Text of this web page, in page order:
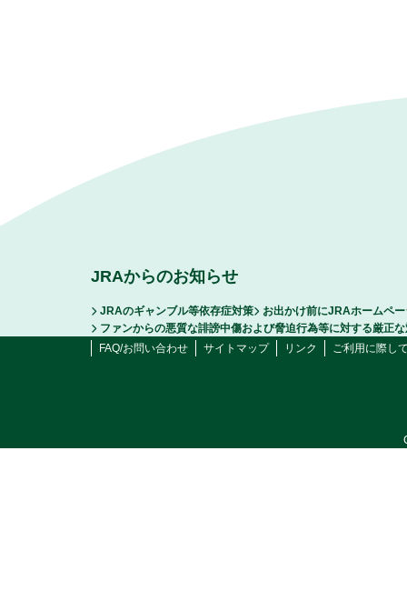
JRAからのお知らせ
JRAのギャンブル等依存症対策
お出かけ前にJRAホームペ
ファンからの悪質な誹謗中傷および脅迫行為等に対する厳正
FAQ/お問い合わせ
サイトマップ リンク ご利用に際し